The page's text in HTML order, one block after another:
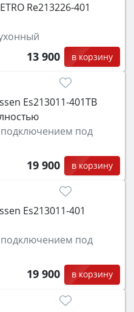
Re213226-401
13 900 в корзину
Es213011-401TB
подключением под
19 900 в корзину
Es213011-401
подключением под
19 900 в корзину